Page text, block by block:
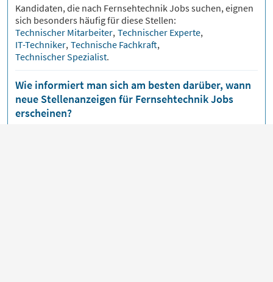
Kandidaten, die nach Fernsehtechnik Jobs suchen, eignen
sich besonders häufig für diese Stellen:
Technischer Mitarbeiter, Technischer Experte,
IT-Techniker, Technische Fachkraft,
Technischer Spezialist.
Wie informiert man sich am besten darüber, wann
neue Stellenanzeigen für Fernsehtechnik Jobs
erscheinen?